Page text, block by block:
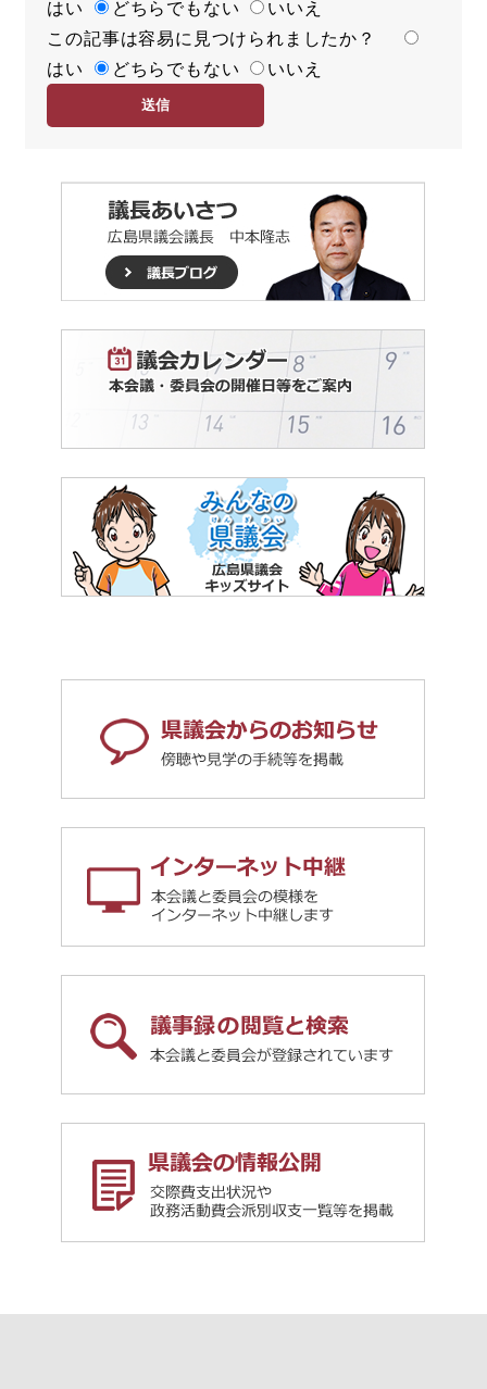
足
度
はい どちらでもない
いいえ
容
易
この記事は容易に見つけられましたか？
はい
どちらでもない いいえ